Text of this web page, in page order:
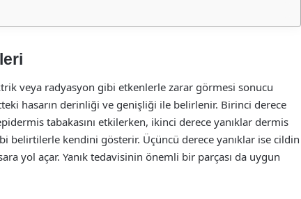
veya radyasyon gibi etkenlerle zarar görmesi sonucu
hasarın derinliği ve genişliği ile belirlenir. Birinci derece
tabakasını etkilerken, ikinci derece yanıklar dermis
belirtilerle kendini gösterir. Üçüncü derece yanıklar ise cildin
yol açar. Yanık tedavisinin önemli bir parçası da uygun